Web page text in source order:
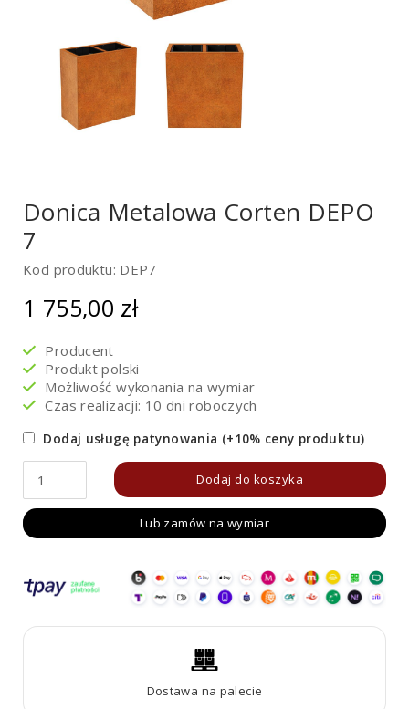
Donica Metalowa Corten DEPO
7
Kod produktu: DEP7
1 755,00 zł
Producent
Produkt polski
Możliwość wykonania na wymiar
Czas realizacji: 10 dni roboczych
Dodaj usługę patynowania (+10% ceny produktu)
ilość
Donica
Metalowa
DEPO
Dodaj do koszyka
Lub zamów na wymiar
Dostawa na palecie